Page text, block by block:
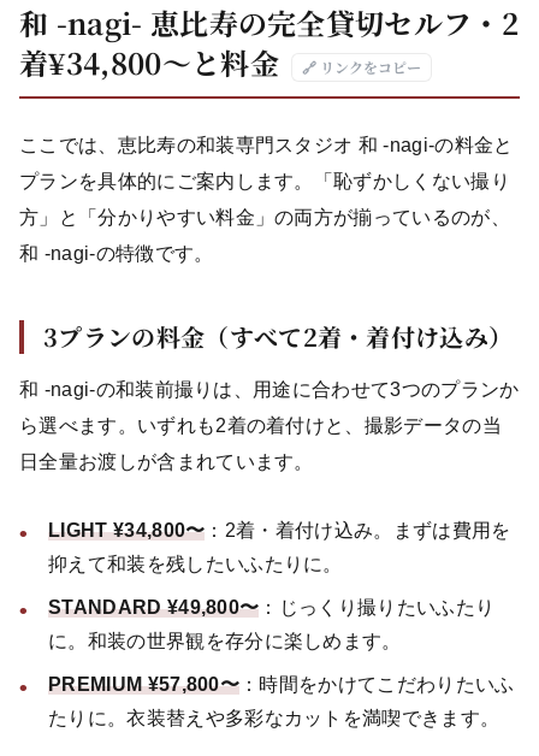
和 -nagi- 恵比寿の完全貸切セルフ・2
着¥34,800〜と料金
🔗 リンクをコピー
ここでは、恵比寿の和装専門スタジオ 和 -nagi-の料金と
プランを具体的にご案内します。「恥ずかしくない撮り
方」と「分かりやすい料金」の両方が揃っているのが、
和 -nagi-の特徴です。
3プランの料金（すべて2着・着付け込み）
和 -nagi-の和装前撮りは、用途に合わせて3つのプランか
ら選べます。いずれも2着の着付けと、撮影データの当
日全量お渡しが含まれています。
LIGHT ¥34,800〜 ：2着・着付け込み。まずは費用を
抑えて和装を残したいふたりに。
STANDARD ¥49,800〜 ：じっくり撮りたいふたり
に。和装の世界観を存分に楽しめます。
PREMIUM ¥57,800〜 ：時間をかけてこだわりたいふ
たりに。衣装替えや多彩なカットを満喫できます。